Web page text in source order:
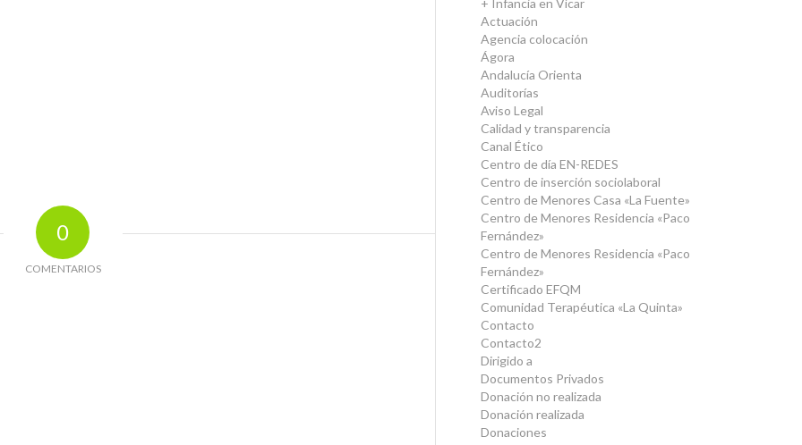
0
COMENTARIOS
+ Infancia en Vícar
Actuación
Agencia colocación
Ágora
Andalucía Orienta
Auditorías
Aviso Legal
Calidad y transparencia
Canal Ético
Centro de día EN-REDES
Centro de inserción sociolaboral
Centro de Menores Casa «La Fuente»
Centro de Menores Residencia «Paco
Fernández»
Centro de Menores Residencia «Paco
Fernández»
Certificado EFQM
Comunidad Terapéutica «La Quinta»
Contacto
Contacto2
Dirigido a
Documentos Privados
Donación no realizada
Donación realizada
Donaciones